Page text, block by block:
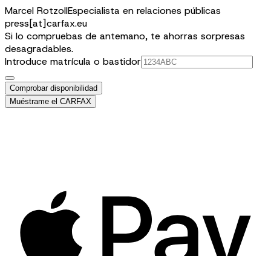
Marcel RotzollEspecialista en relaciones públicas
press[at]carfax.eu
Si lo compruebas de antemano, te ahorras sorpresas
desagradables.
Introduce matrícula o bastidor
Comprobar disponibilidad
Muéstrame el CARFAX